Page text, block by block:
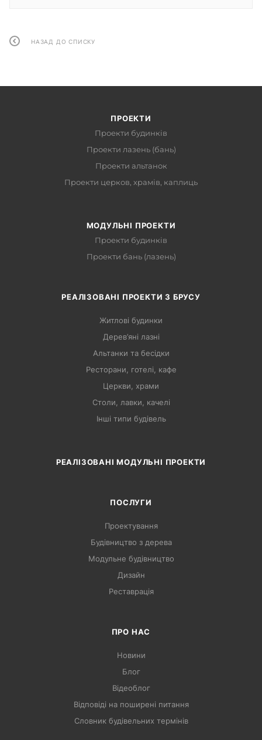
НАЗАД ДО СПИСКУ
ПРОЕКТИ
Проекти будинків
Проекти лазень (бань)
Проекти альтанок
Проекти церков, храмів, каплиць
МОДУЛЬНІ ПРОЕКТИ
Проекти будинків
Проекти бань (лазень)
РЕАЛІЗОВАНІ ПРОЕКТИ З БРУСУ
Житлові будинки
Дерев’яні лазні
Альтанки та бесідки
Ресторани, готелі, кафе
Церкви, храми
Столи, лавки, качелі
Інші типи будівель
РЕАЛІЗОВАНІ МОДУЛЬНІ ПРОЕКТИ
ПОСЛУГИ
Проектування
Будівництво з дерева
Модульне будівництво
Дизайн
Реставрація
ПРО НАС
Новини
Блог
Відеоблог
Відповіді на поширені питання
Словник будівельних термінів